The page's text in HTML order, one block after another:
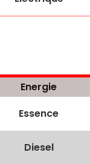
Energie
Essence
Diesel